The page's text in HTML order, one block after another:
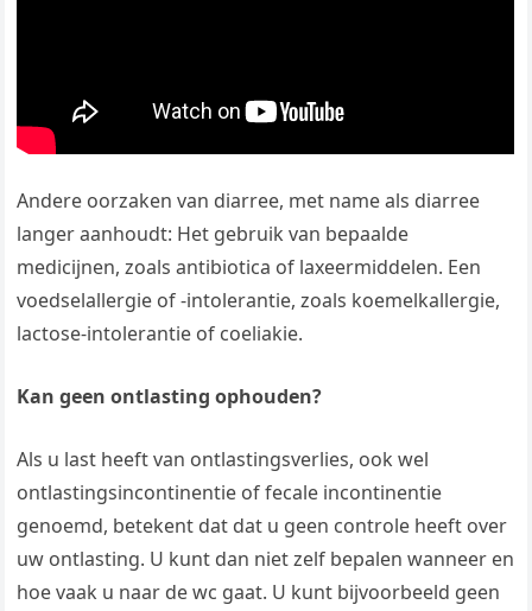
Andere oorzaken van diarree, met name als diarree
langer aanhoudt: Het gebruik van bepaalde
medicijnen, zoals antibiotica of laxeermiddelen. Een
voedselallergie of -intolerantie, zoals koemelkallergie,
lactose-intolerantie of coeliakie.
Kan geen ontlasting ophouden?
Als u last heeft van ontlastingsverlies, ook wel
ontlastingsincontinentie of fecale incontinentie
genoemd, betekent dat dat u geen controle heeft over
uw ontlasting. U kunt dan niet zelf bepalen wanneer en
hoe vaak u naar de wc gaat. U kunt bijvoorbeeld geen